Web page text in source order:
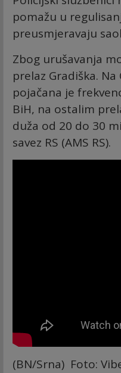
pomažu u
preusmjeravaju
Zbog urušavanja
prelaz Gradiška. Na
pojačana je
BiH, na ostalim
duža od 20 do 30
savez RS (AMS RS).
(BN/Srna) Foto: